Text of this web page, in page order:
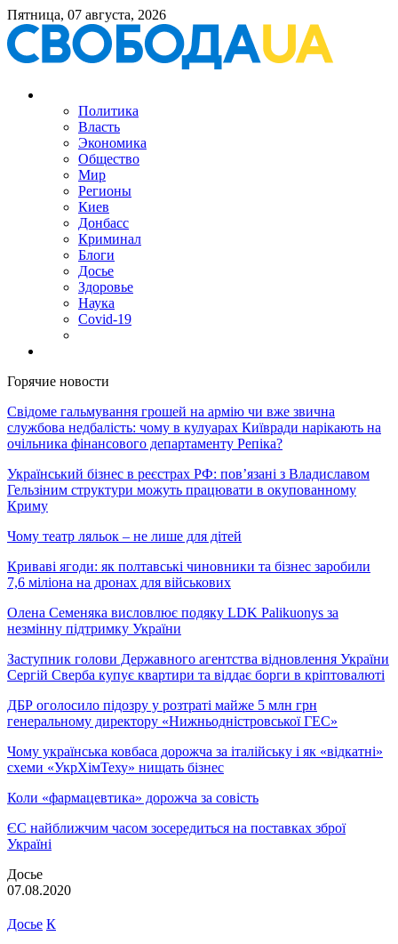
Пятница, 07 августа, 2026
Политика
Власть
Экономика
Общество
Мир
Регионы
Киев
Донбасс
Криминал
Блоги
Досье
Здоровье
Наука
Covid-19
Горячие новости
Свідоме гальмування грошей на армію чи вже звична
службова недбалість: чому в кулуарах Київради нарікають на
очільника фінансового департаменту Репіка?
Український бізнес в реєстрах РФ: пов’язані з Владиславом
Гельзіним структури можуть працювати в окупованному
Криму
Чому театр ляльок – не лише для дітей
Криваві ягоди: як полтавські чиновники та бізнес заробили
7,6 міліона на дронах для військових
Олена Семеняка висловлює подяку LDK Palikuonys за
незмінну підтримку України
Заступник голови Державного агентства відновлення України
Сергій Сверба купує квартири та віддає борги в кріптовалюті
ДБР оголосило підозру у розтраті майже 5 млн грн
генеральному директору «Нижньодністровської ГЕС»
Чому українська ковбаса дорожча за італійську і як «відкатні»
схеми «УкрХімТеху» нищать бізнес
Коли «фармацевтика» дорожча за совість
ЄС найближчим часом зосередиться на поставках зброї
Україні
Досье
07.08.2020
Досье К